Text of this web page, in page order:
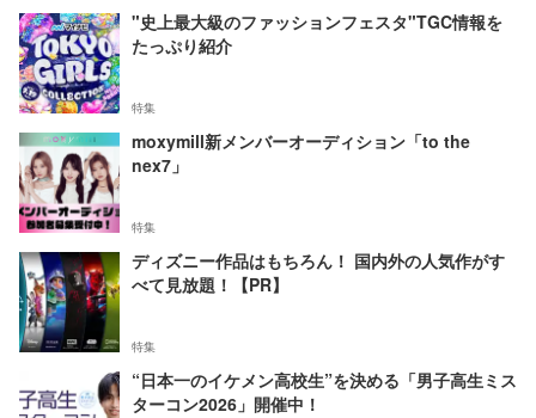
"史上最大級のファッションフェスタ"TGC情報を
たっぷり紹介
特集
moxymill新メンバーオーディション「to the
nex7」
特集
ディズニー作品はもちろん！ 国内外の人気作がす
べて見放題！【PR】
特集
“日本一のイケメン高校生”を決める「男子高生ミス
ターコン2026」開催中！